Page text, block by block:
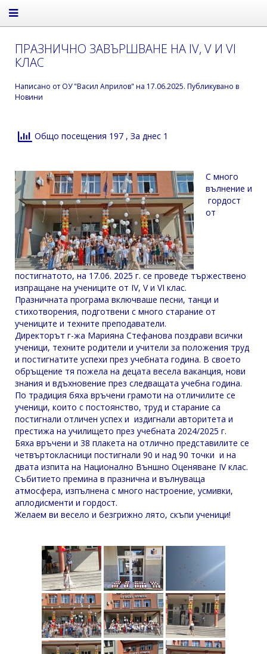
ПРАЗНИЧНО ЗАВЪРШВАНЕ НА IV, V И VI
КЛАС
Написано от ОУ "Васил Априлов" на 17.06.2025. Публикувано в
Новини
Общо посещения 197 , За днес 1
С много
вълнение и
гордост
от
постигнатото, на 17.06. 2025 г. се проведе тържествено
изпращане на учениците от IV, V и VI клас.
Празничната програма включваше песни, танци и
стихотворения, подготвени с много старание от
учениците и техните преподаватели.
Директорът г-жа Марияна Стефанова поздрави всички
ученици, техните родители и учители за положения труд
и постигнатите успехи през учебната година. В своето
обръщение тя пожела на децата весела ваканция, нови
знания и вдъхновение през следващата учебна година.
По традиция бяха връчени грамоти на отличилите се
ученици, които с постоянство, труд и старание са
постигнали отличен успех и издигнали авторитета и
престижа на училището през учебната 2024/2025 г.
Бяха връчени и 38 плакета на отлично представилите се
четвъртокласници постигнали 90 и над 90 точки и на
двата изпита на Национално Външно Оценяване IV клас.
Събитието премина в празнична и вълнуваща
атмосфера, изпълнена с много настроение, усмивки,
аплодисменти и гордост.
Желаем ви весело и безгрижно лято, скъпи ученици!